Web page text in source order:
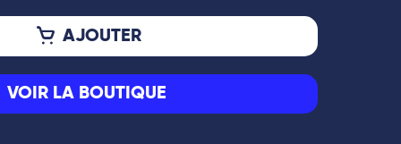
AJOUTER
VOIR LA BOUTIQUE